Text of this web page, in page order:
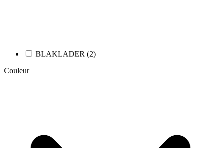
BLAKLADER (2)
Couleur